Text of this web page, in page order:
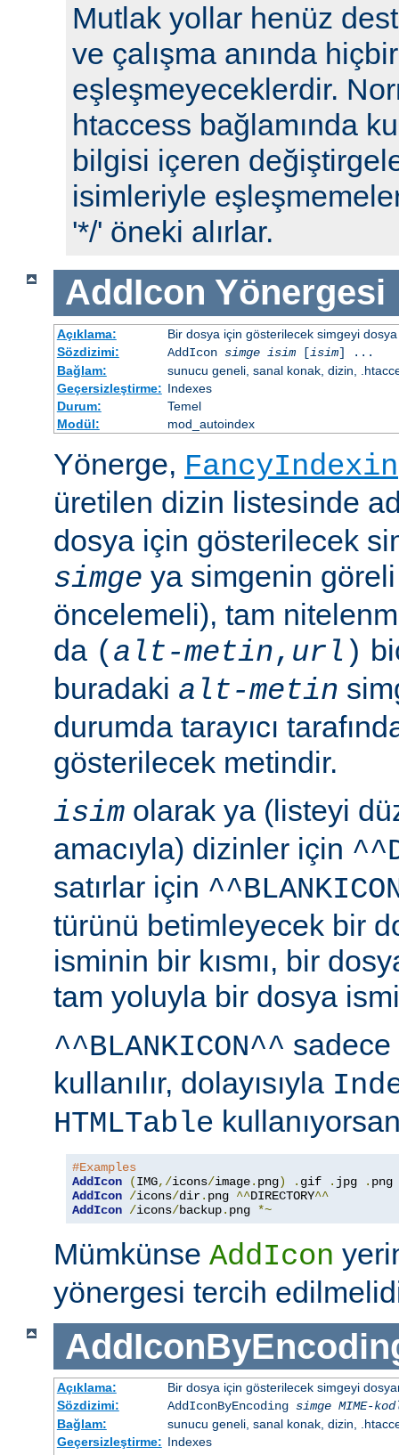
Mutlak yollar henüz
ve çalışma anında
eşleşmeyeceklerdir.
htaccess bağlamında
bilgisi içeren
isimleriyle
'*/' öneki alırlar.
AddIcon Yönergesi
Açıklama:
Bir dosya için gösterilecek simgeyi
Sözdizimi:
AddIcon simge isim[isim] ...
Bağlam:
sunucu geneli, sanal konak, dizin,
Geçersizleştirme: Indexes
Durum:
Temel
Modül:
mod_autoindex
Yönerge,
üretilen dizin listesinde
dosya için gösterilecek
simge ya simgenin göreli
öncelemeli), tam
da ( alt-metin, url )
buradaki alt-metin
durumda tarayıcı
gösterilecek metindir.
isim olarak ya (listeyi
amacıyla) dizinler için
satırlar için
türünü betimleyecek bir
isminin bir kısmı, bir
tam yoluyla bir dosya
^^BLANKICON^^
kullanılır, dolayısıyla
HTMLTable
#Examples
AddIcon
(IMG,/icons/image. png) . gif . jpg .
AddIcon /icons/dir. png ^^DIRECTORY^^
AddIcon /icons/backup. png *~
Mümkünse AddIcon
yönergesi tercih
Açıklama:
Bir dosya için gösterilecek simgeyi
Sözdizimi:
AddIconByEncoding simge MIME-
Bağlam:
sunucu geneli, sanal konak, dizin,
Geçersizleştirme: Indexes